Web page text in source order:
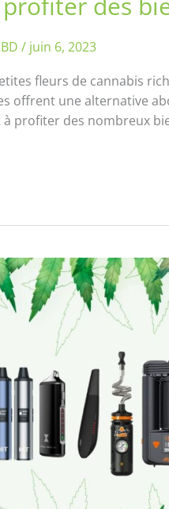
/ juin 6, 2023
fleurs de cannabis
offrent une alternative
profiter des nombreux